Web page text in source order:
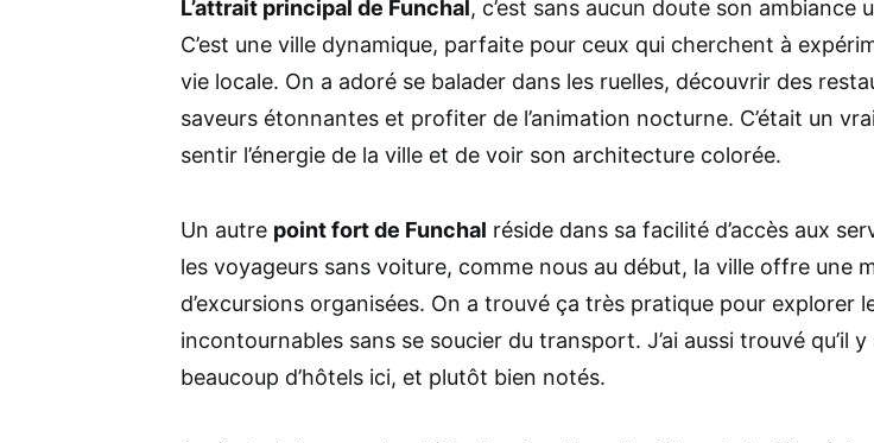
L’attrait principal de Funchal, c’est sans aucun doute son ambiance
C’est une ville dynamique, parfaite pour ceux qui cherchent à
vie locale. On a adoré se balader dans les ruelles, découvrir des
saveurs étonnantes et profiter de l’animation nocturne. C’était un
sentir l’énergie de la ville et de voir son architecture colorée.
Un autre point fort de Funchal réside dans sa facilité d’accès aux
les voyageurs sans voiture, comme nous au début, la ville offre une
d’excursions organisées. On a trouvé ça très pratique pour explorer
incontournables sans se soucier du transport. J’ai aussi trouvé qu’il y
beaucoup d’hôtels ici, et plutôt bien notés.